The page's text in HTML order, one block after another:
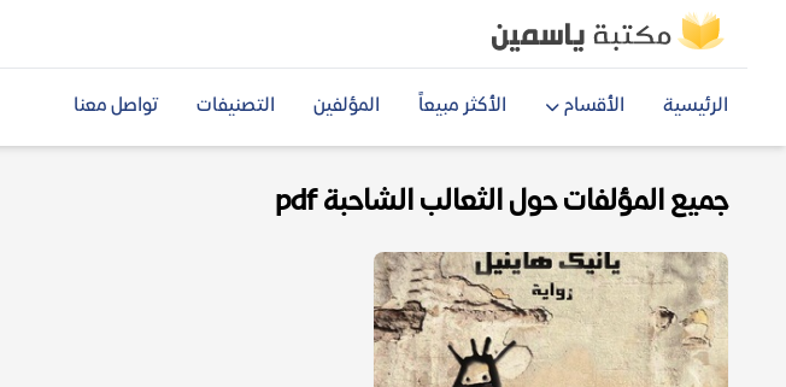
الرئيسية الأقسام الأكثر مبيعاً المؤلفين التصنيفات تواصل معنا
جميع المؤلفات حول الثعالب الشاحبة pdf